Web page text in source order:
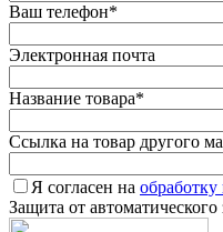
Ваш телефон*
Электронная почта
Название товара*
Ссылка на товар другого
Я согласен на
Защита от автоматического